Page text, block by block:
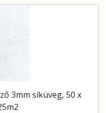
3mm síküveg, 50 x